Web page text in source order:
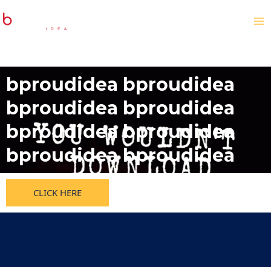
bproudidea bproudidea
bproudidea bproudidea
bproudidea bproudidea
bproudidea bproudidea
CLICK HERE